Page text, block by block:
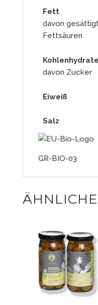
Fett
davon
Fettsäuren
Kohlenhydrate
davon Zucker
Eiweiß
Salz
GR-BIO-03